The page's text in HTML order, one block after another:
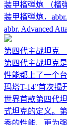
装甲榴弹炮
（榴
装甲榴弹炮，
abbr. Advanced
第四代主战坦克
第四代主战坦克
性能都上了一个
玛塔T-14”首次揭
世界首款第四代
式坦克的定义。
秀的性能、更为